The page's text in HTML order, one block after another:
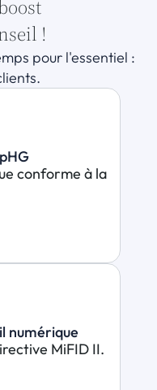
!
pour l'essentiel :
conforme à la
numérique
MiFID II.